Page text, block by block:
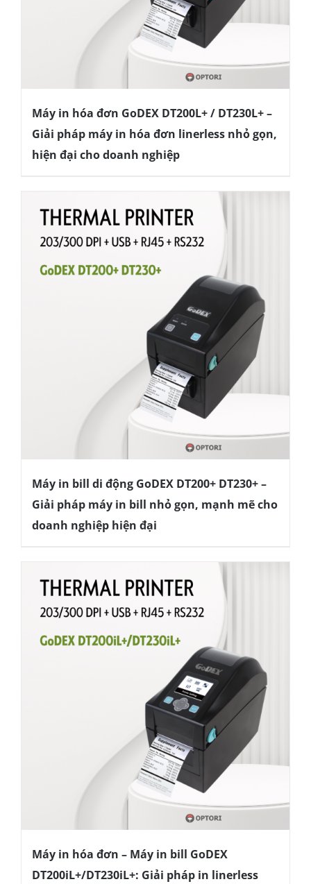
Máy in hóa đơn GoDEX DT200L+ / DT230L+ –
Giải pháp máy in hóa đơn linerless nhỏ gọn,
hiện đại cho doanh nghiệp
Máy in bill di động GoDEX DT200+ DT230+ –
Giải pháp máy in bill nhỏ gọn, mạnh mẽ cho
doanh nghiệp hiện đại
Máy in hóa đơn – Máy in bill GoDEX
DT200iL+/DT230iL+: Giải pháp in linerless